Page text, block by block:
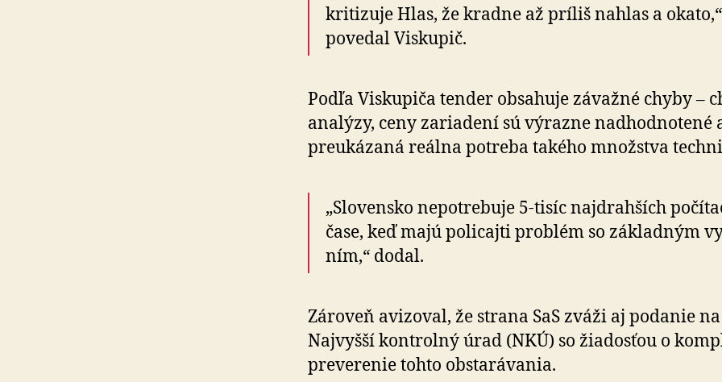
kritizuje Hlas, že kradne až príliš nahlas a okato,“
povedal Viskupič.
Podľa Viskupiča tender obsahuje závažné chyby –
analýzy, ceny zariadení sú výrazne nadhodnotené
preukázaná reálna potreba takého množstva
„Slovensko nepotrebuje 5-tisíc najdrahších
čase, keď majú policajti problém so základným
ním,“ dodal.
Zároveň avizoval, že strana SaS zváži aj podanie na
Najvyšší kontrolný úrad (NKÚ) so žiadosťou o
preverenie tohto obstarávania.